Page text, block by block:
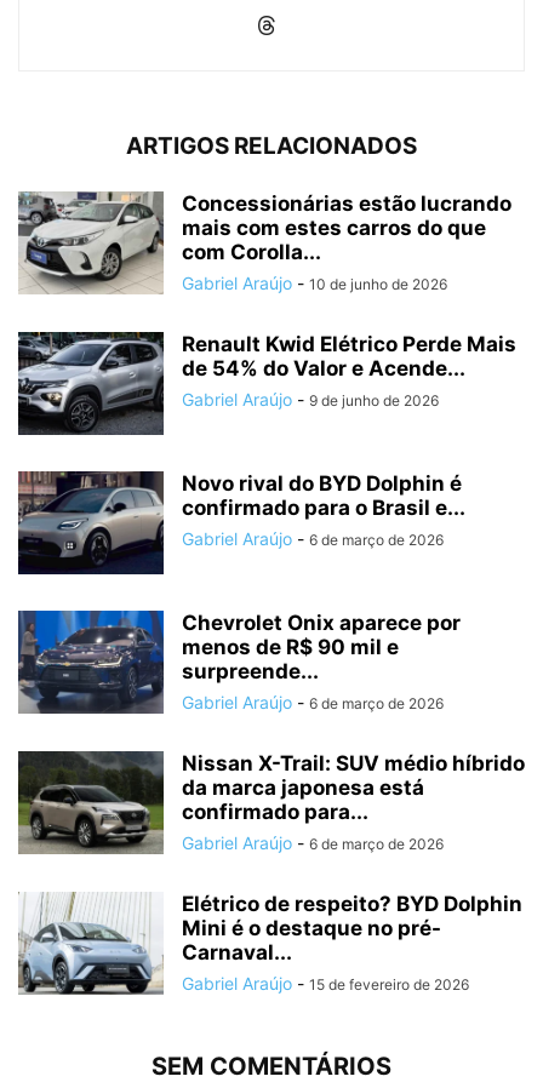
ARTIGOS RELACIONADOS
Concessionárias estão lucrando
mais com estes carros do que
com Corolla...
Gabriel Araújo - 10 de junho de 2026
Renault Kwid Elétrico Perde Mais
de 54% do Valor e Acende...
Gabriel Araújo - 9 de junho de 2026
Novo rival do BYD Dolphin é
confirmado para o Brasil e...
Gabriel Araújo - 6 de março de 2026
Chevrolet Onix aparece por
menos de R$ 90 mil e
surpreende...
Gabriel Araújo - 6 de março de 2026
Nissan X-Trail: SUV médio híbrido
da marca japonesa está
confirmado para...
Gabriel Araújo - 6 de março de 2026
Elétrico de respeito? BYD Dolphin
Mini é o destaque no pré-
Carnaval...
Gabriel Araújo - 15 de fevereiro de 2026
SEM COMENTÁRIOS